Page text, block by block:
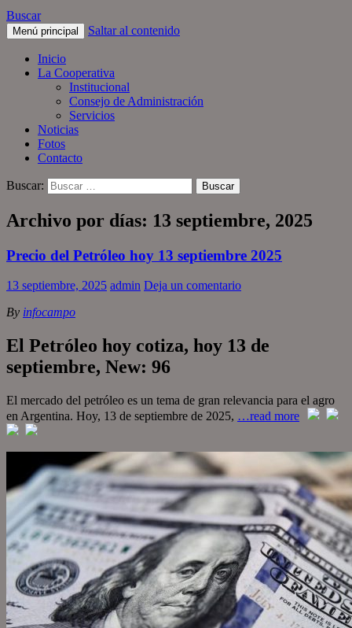
Buscar
Menú principal Saltar al contenido
Inicio
La Cooperativa
Institucional
Consejo de Administración
Servicios
Noticias
Fotos
Contacto
Buscar:
Archivo por días: 13 septiembre, 2025
Precio del Petróleo hoy 13 septiembre 2025
13 septiembre, 2025 admin Deja un comentario
By infocampo
El Petróleo hoy cotiza, hoy 13 de
septiembre, New: 96
El mercado del petróleo es un tema de gran relevancia para el agro
en Argentina. Hoy, 13 de septiembre de 2025, …read more